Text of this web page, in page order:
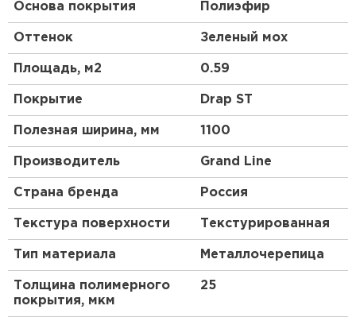
Основа покрытия Полиэфир
Оттенок Зеленый мох
Площадь, м2 0.59
Покрытие Drap ST
Полезная ширина, мм 1100
Производитель Grand Line
Страна бренда Россия
Текстура поверхности Текстурированная
Тип материала Металлочерепица
Толщина полимерного
покрытия, мкм
25